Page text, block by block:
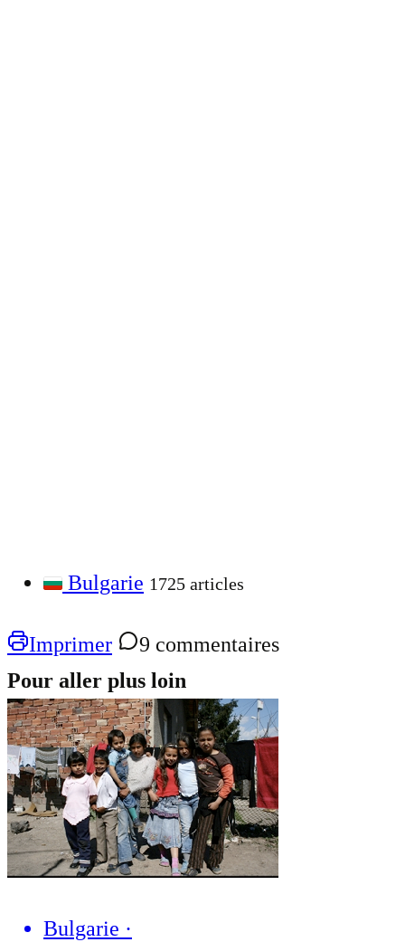
Bulgarie 1725 articles
Imprimer
9 commentaires
Pour aller plus loin
Bulgarie ·